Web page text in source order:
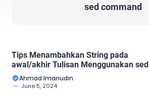
sed command
Tips Menambahkan String pada
awal/akhir Tulisan Menggunakan sed
Ahmad Imanudin
June 5, 2024